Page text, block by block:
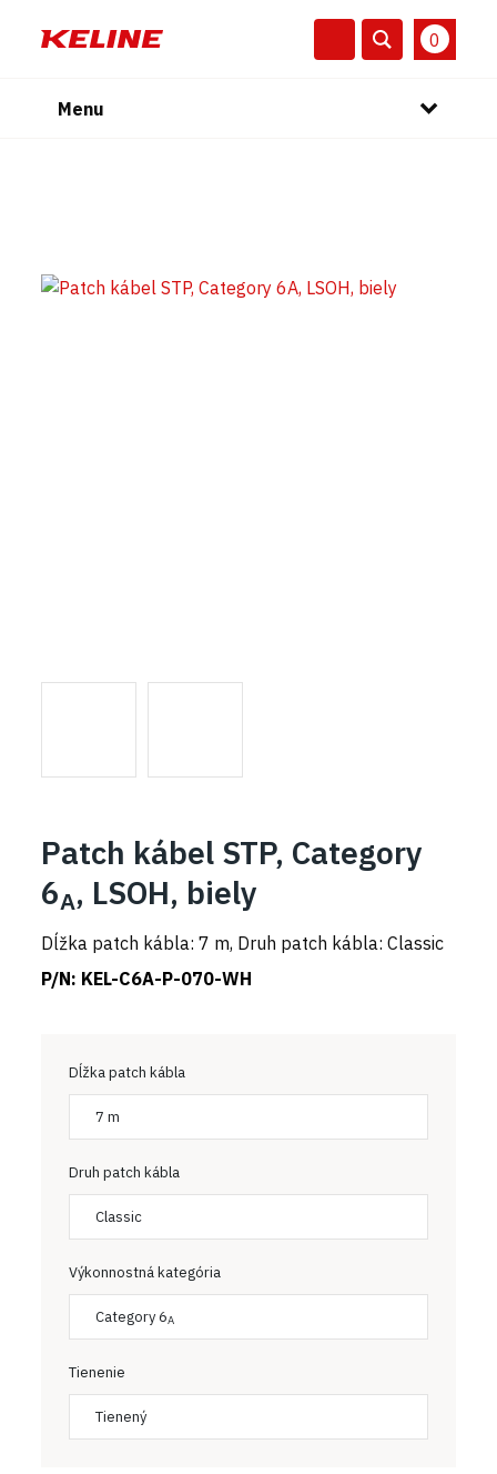
0
Menu
Patch kábel STP, Category
6A, LSOH, biely
Dĺžka patch kábla: 7 m, Druh patch kábla: Classic
P/N: KEL-C6A-P-070-WH
Dĺžka patch kábla
7 m
Druh patch kábla
Classic
Výkonnostná kategória
Category 6A
Tienenie
Tienený